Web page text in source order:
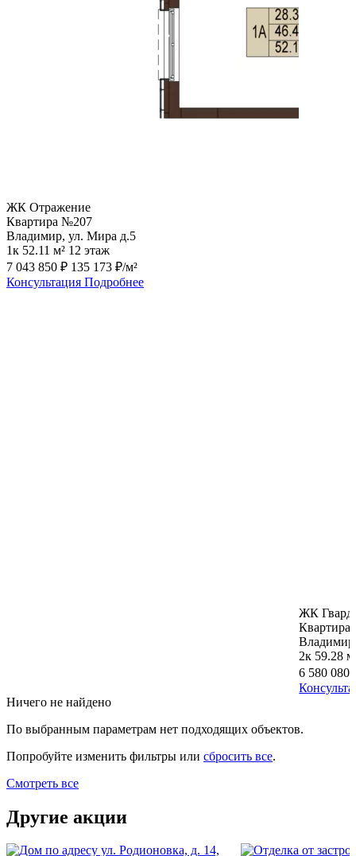
ЖК Отражение
Квартира №207
Владимир, ул. Мира д.5
1к 52.11 м² 12 этаж
7 043 850 ₽ 135 173 ₽/м²
Консультация Подробнее
ЖК
2к 59.28
6 580 080
Ничего не найдено
По выбранным параметрам нет подходящих объектов.
Попробуйте изменить фильтры или сбросить все.
Смотреть все
Другие акции